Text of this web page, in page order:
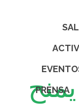
PRENSA
يمنح